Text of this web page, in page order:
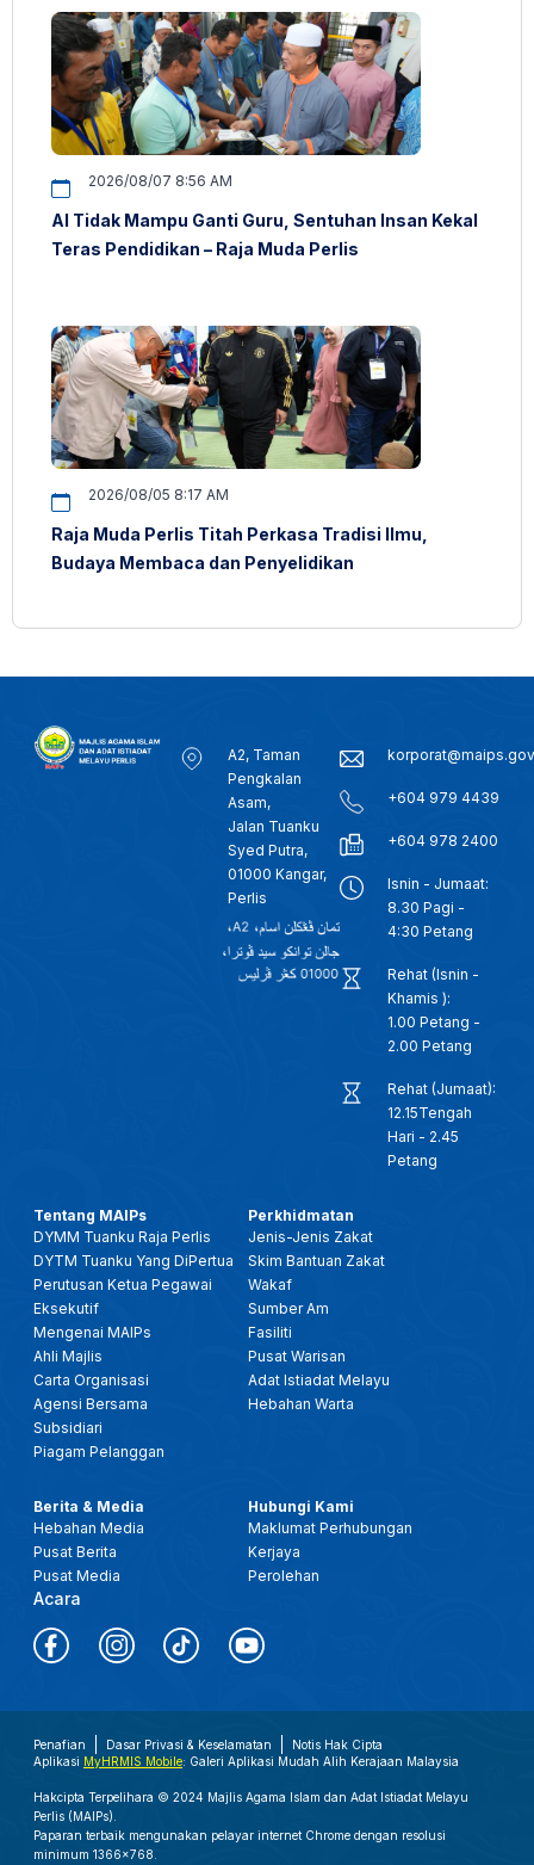
2026/08/07 8:56 AM
AI Tidak Mampu Ganti Guru, Sentuhan Insan Kekal
Teras Pendidikan – Raja Muda Perlis
2026/08/05 8:17 AM
Raja Muda Perlis Titah Perkasa Tradisi Ilmu,
Budaya Membaca dan Penyelidikan
A2, Taman
Pengkalan
Asam,
Jalan Tuanku
Syed Putra,
01000 Kangar,
Perlis
+604 979 4439
+604 978 2400
Isnin - Jumaat:
8.30 Pagi -
4:30 Petang
Rehat (Isnin -
Khamis ):
1.00 Petang -
2.00 Petang
Rehat (Jumaat):
12.15Tengah
Hari - 2.45
Petang
Tentang MAIPs
DYMM Tuanku Raja Perlis
DYTM Tuanku Yang DiPertua
Perutusan Ketua Pegawai
Eksekutif
Mengenai MAIPs
Ahli Majlis
Carta Organisasi
Agensi Bersama
Subsidiari
Piagam Pelanggan
Perkhidmatan
Jenis-Jenis Zakat
Skim Bantuan Zakat
Wakaf
Sumber Am
Fasiliti
Pusat Warisan
Adat Istiadat Melayu
Hebahan Warta
Berita & Media
Hebahan Media
Pusat Berita
Pusat Media
Acara
Hubungi Kami
Maklumat Perhubungan
Kerjaya
Perolehan
Penafian Dasar Privasi & Keselamatan
Notis Hak Cipta
Aplikasi MyHRMIS Mobile: Galeri Aplikasi Mudah Alih Kerajaan Malaysia
Hakcipta Terpelihara © 2024 Majlis Agama Islam dan Adat Istiadat Melayu
Perlis (MAIPs).
Paparan terbaik mengunakan pelayar internet Chrome dengan resolusi
minimum 1366x768.